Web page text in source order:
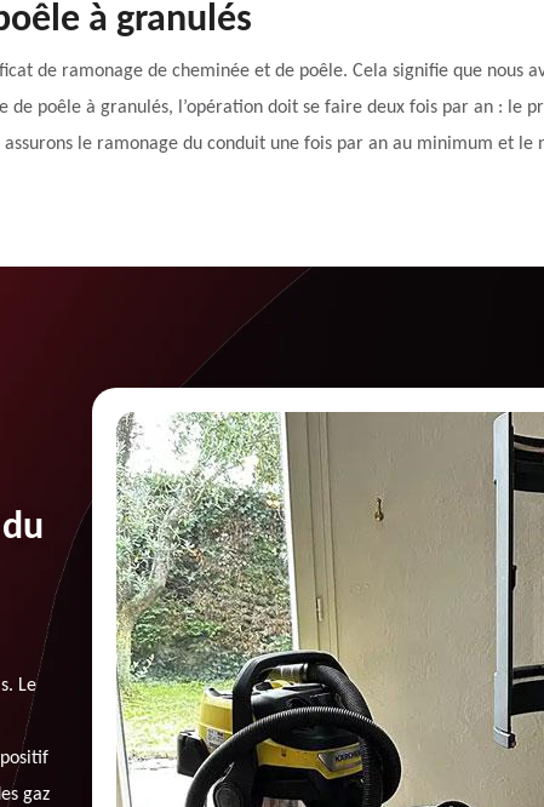
à granulés
de ramonage de cheminée et de poêle. Cela signifie que nous
poêle à granulés, l’opération doit se faire deux fois par an : le
le ramonage du conduit une fois par an au minimum et le
Le
gaz